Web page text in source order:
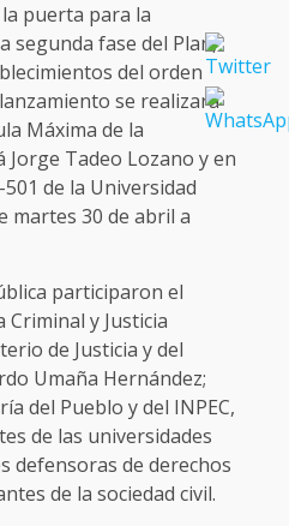
puerta para la
segunda fase del Plan,
del orden
se realizará
Máxima de la
Tadeo Lozano y en
de la Universidad
martes 30 de abril a
participaron el
y Justicia
de Justicia y del
Umaña Hernández;
del Pueblo y del INPEC,
de las universidades
defensoras de derechos
de la sociedad civil.